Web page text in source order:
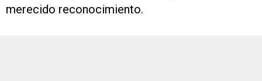
merecido reconocimiento.